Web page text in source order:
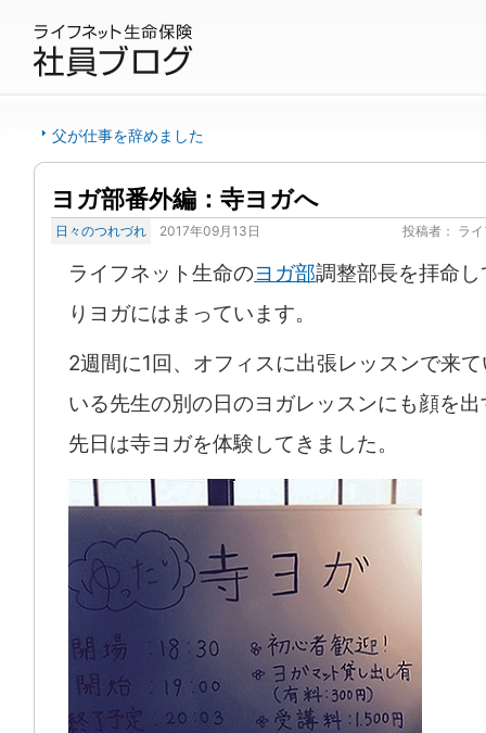
父が仕事を辞めました
ヨガ部番外編：寺ヨガへ
日々のつれづれ 2017年09月13日 投稿者： ラ
ライフネット生命のヨガ部調整部長を拝命
りヨガにはまっています。
2週間に1回、オフィスに出張レッスンで来
いる先生の別の日のヨガレッスンにも顔を
先日は寺ヨガを体験してきました。